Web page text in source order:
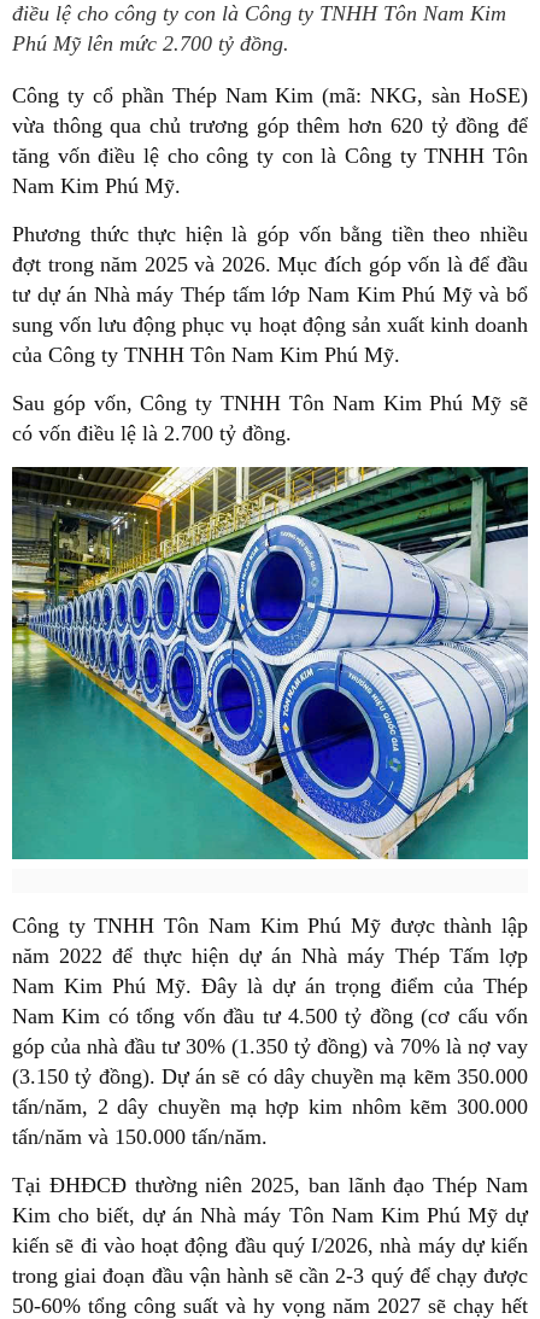
điều lệ cho công ty con là Công ty TNHH Tôn Nam Kim
Phú Mỹ lên mức 2.700 tỷ đồng.
Công ty cổ phần Thép Nam Kim (mã: NKG, sàn HoSE)
vừa thông qua chủ trương góp thêm hơn 620 tỷ đồng để
tăng vốn điều lệ cho công ty con là Công ty TNHH Tôn
Nam Kim Phú Mỹ.
Phương thức thực hiện là góp vốn bằng tiền theo nhiều
đợt trong năm 2025 và 2026. Mục đích góp vốn là để đầu
tư dự án Nhà máy Thép tấm lớp Nam Kim Phú Mỹ và bổ
sung vốn lưu động phục vụ hoạt động sản xuất kinh doanh
của Công ty TNHH Tôn Nam Kim Phú Mỹ.
Sau góp vốn, Công ty TNHH Tôn Nam Kim Phú Mỹ sẽ
có vốn điều lệ là 2.700 tỷ đồng.
Công ty TNHH Tôn Nam Kim Phú Mỹ được thành lập
năm 2022 để thực hiện dự án Nhà máy Thép Tấm lợp
Nam Kim Phú Mỹ. Đây là dự án trọng điểm của Thép
Nam Kim có tổng vốn đầu tư 4.500 tỷ đồng (cơ cấu vốn
góp của nhà đầu tư 30% (1.350 tỷ đồng) và 70% là nợ vay
(3.150 tỷ đồng). Dự án sẽ có dây chuyền mạ kẽm 350.000
tấn/năm, 2 dây chuyền mạ hợp kim nhôm kẽm 300.000
tấn/năm và 150.000 tấn/năm.
Tại ĐHĐCĐ thường niên 2025, ban lãnh đạo Thép Nam
Kim cho biết, dự án Nhà máy Tôn Nam Kim Phú Mỹ dự
kiến sẽ đi vào hoạt động đầu quý I/2026, nhà máy dự kiến
trong giai đoạn đầu vận hành sẽ cần 2-3 quý để chạy được
50-60% tổng công suất và hy vọng năm 2027 sẽ chạy hết